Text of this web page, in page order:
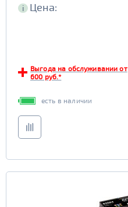
i Цена:
Выгода на обслуживании от
600 руб.*
есть в наличии